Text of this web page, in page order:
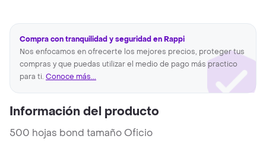
Compra con tranquilidad y seguridad en Rappi
Nos enfocamos en ofrecerte los mejores precios, proteger tus
compras y que puedas utilizar el medio de pago más practico
para ti. Conoce más...
Información del producto
500 hojas bond tamaño Oficio